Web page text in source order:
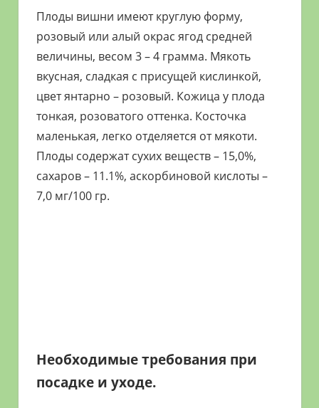
Плоды вишни имеют круглую форму,
розовый или алый окрас ягод средней
величины, весом 3 – 4 грамма. Мякоть
вкусная, сладкая с присущей кислинкой,
цвет янтарно – розовый. Кожица у плода
тонкая, розоватого оттенка. Косточка
маленькая, легко отделяется от мякоти.
Плоды содержат сухих веществ – 15,0%,
сахаров – 11.1%, аскорбиновой кислоты –
7,0 мг/100 гр.
Необходимые требования при
посадке и уходе.